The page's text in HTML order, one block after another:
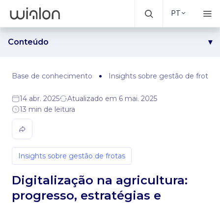
PT
Conteúdo
Ferramentas e tecnologias para digitalização da
O papel da gestão de frotas na agricultura digital
O que vem depois?
Conclusão
Base de conhecimento Insights sobre gestão de frotas
14 abr. 2025
Atualizado em 6 mai. 2025
13 min de leitura
Insights sobre gestão de frotas
Digitalização na agricultura:
progresso, estratégias e